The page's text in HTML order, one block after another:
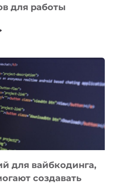
для работы
для вайбкодинга,
создавать